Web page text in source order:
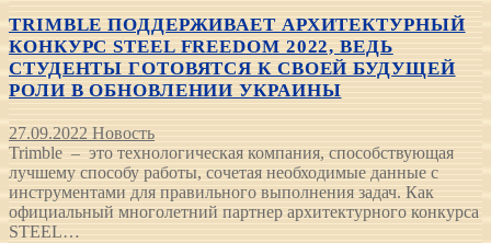
TRIMBLE ПОДДЕРЖИВАЕТ АРХИТЕКТУРНЫЙ
КОНКУРС STEEL FREEDOM 2022, ВЕДЬ
СТУДЕНТЫ ГОТОВЯТСЯ К СВОЕЙ БУДУЩЕЙ
РОЛИ В ОБНОВЛЕНИИ УКРАИНЫ
27.09.2022 Новость
Trimble – это технологическая компания, способствующая
лучшему способу работы, сочетая необходимые данные с
инструментами для правильного выполнения задач. Как
официальный многолетний партнер архитектурного конкурса
STEEL…